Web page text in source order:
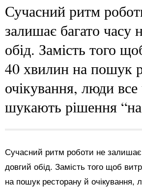
Сучасний ритм
залишає багато часу
обід. Замість того
40 хвилин на пошук
очікування, люди все
шукають рішення
Сучасний ритм роботи не залишає
довгий обід. Замість того щоб
на пошук ресторану й очікування,